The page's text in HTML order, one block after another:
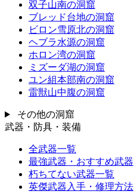
双子山南の洞窟
ブレッド台地の洞窟
ビロン雪原北の洞窟
ヘブラ水源の洞窟
ホロン湾の洞窟
ミズーダ湖の洞窟
ユン組本部南の洞窟
雷獣山中腹の洞窟
その他の洞窟
武器・防具・装備
全武器一覧
最強武器・おすすめ武器
朽ちてない武器一覧
英傑武器入手・修理方法